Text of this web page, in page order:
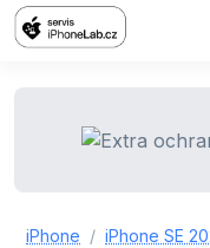
iPhone iPhone SE